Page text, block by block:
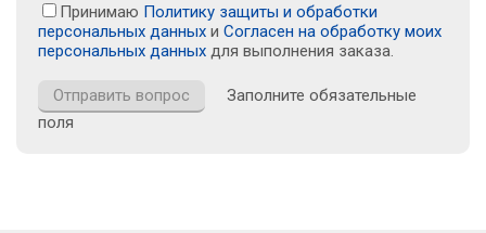
Принимаю Политику защиты и обработки
персональных данных и Согласен на обработку моих
персональных данных для выполнения заказа.
Заполните обязательные
поля